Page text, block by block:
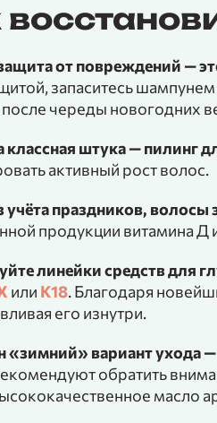
от повреждений —
запаситесь
после череды новогодних
классная штука — пилинг
активный рост волос.
учёта праздников,
продукции витамина
линейки средств для
или K18. Благодаря
его изнутри.
«зимний» вариант ухода
обратить
масло